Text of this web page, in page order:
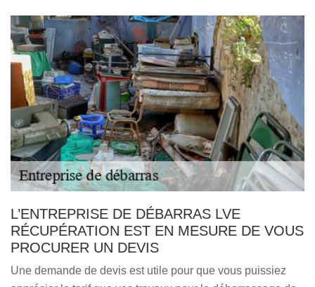
L’ENTREPRISE DE DÉBARRAS LVE
RÉCUPÉRATION EST EN MESURE DE VOUS
PROCURER UN DEVIS
Une demande de devis est utile pour que vous puissiez